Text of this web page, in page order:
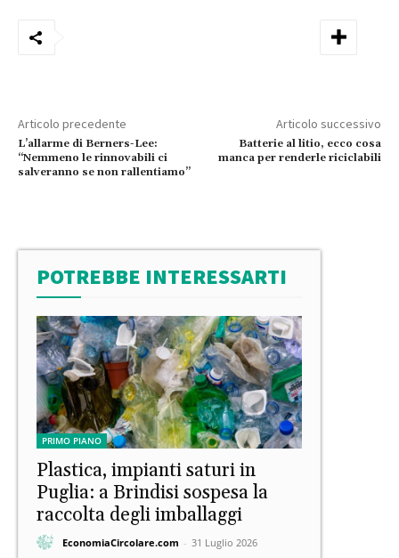
Articolo precedente
L’allarme di Berners-Lee:
“Nemmeno le rinnovabili ci
salveranno se non rallentiamo”
Articolo successivo
Batterie al litio, ecco cosa
manca per renderle riciclabili
POTREBBE INTERESSARTI
PRIMO PIANO
Plastica, impianti saturi in
Puglia: a Brindisi sospesa la
raccolta degli imballaggi
EconomiaCircolare.com - 31 Luglio 2026